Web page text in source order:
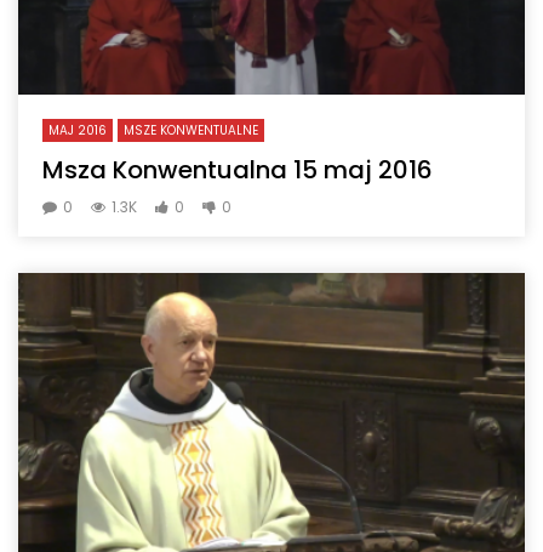
MAJ 2016 MSZE KONWENTUALNE
Msza Konwentualna 15 maj 2016
0 1.3K 0 0